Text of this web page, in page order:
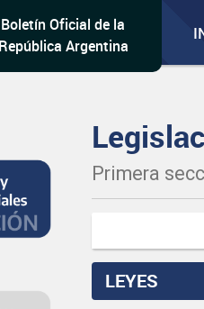
Boletín Oficial de la
República Argentina
Primera
LEYES